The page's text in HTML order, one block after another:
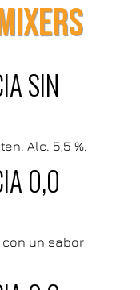
SIN
Alc. 5,5 %.
0,0
un sabor